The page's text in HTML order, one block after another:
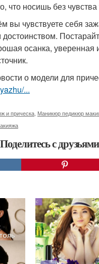
что носишь без
вы чувствуете себя
осанка, уверенная
о модели для
...
и прическа Маникюр педикюр
с